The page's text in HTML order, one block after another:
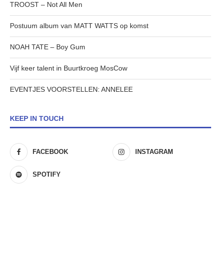
TROOST – Not All Men
Postuum album van MATT WATTS op komst
NOAH TATE – Boy Gum
Vijf keer talent in Buurtkroeg MosCow
EVENTJES VOORSTELLEN: ANNELEE
KEEP IN TOUCH
FACEBOOK INSTAGRAM
SPOTIFY